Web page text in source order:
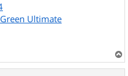
Ultimate
a